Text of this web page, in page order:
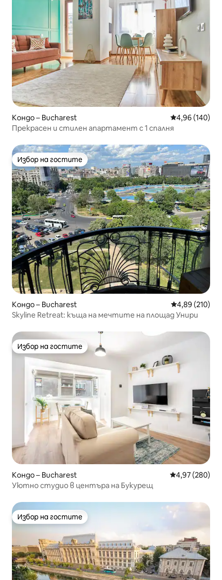
Кондо – Bucharest Средна
4,96 (140)
Прекрасен и стилен апартамент с 1 спалня
Избор на гостите
Избор на гостите
Кондо – Bucharest Средна
4,89 (210)
Skyline Retreat: къща на мечтите на площад Унири
Избор на гостите
Избор на гостите
Кондо – Bucharest Средна
4,97 (280)
Уютно студио в центъра на Букурещ
Избор на гостите
Избор на гостите